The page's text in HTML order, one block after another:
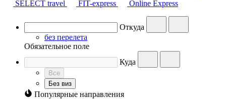
SELECT travel
FIT-express Online Express
Откуда
без перелета
Обязательное поле
Куда
Все
Без виз
Популярные направления